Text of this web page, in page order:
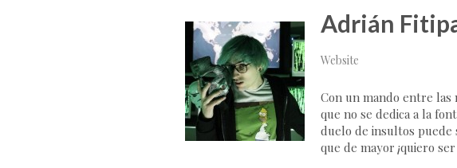
Adrián
Website
Con un mando entre las
que no se dedica a la
duelo de insultos puede
que de mayor ¡quiero